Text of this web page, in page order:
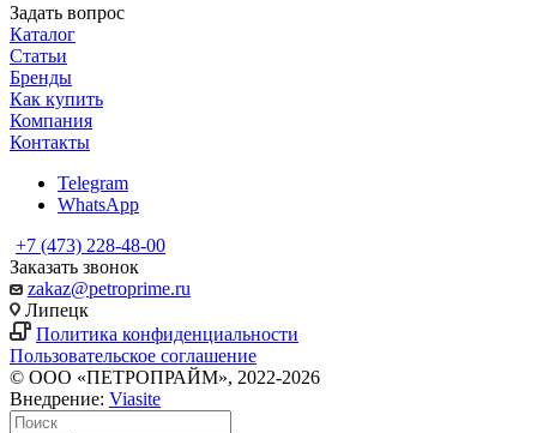
Задать вопрос
Каталог
Статьи
Бренды
Как купить
Компания
Контакты
Telegram
WhatsApp
+7 (473) 228-48-00
Заказать звонок
zakaz@petroprime.ru
Липецк
Политика конфиденциальности
Пользовательское соглашение
© ООО «ПЕТРОПРАЙМ», 2022-2026
Внедрение: Viasite